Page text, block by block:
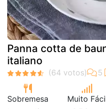
Panna cotta de
italiano
Sobremesa Muito